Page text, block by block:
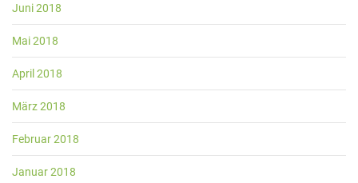
Juni 2018
Mai 2018
April 2018
März 2018
Februar 2018
Januar 2018